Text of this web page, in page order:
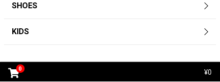
0 ¥0
SHOES
KIDS